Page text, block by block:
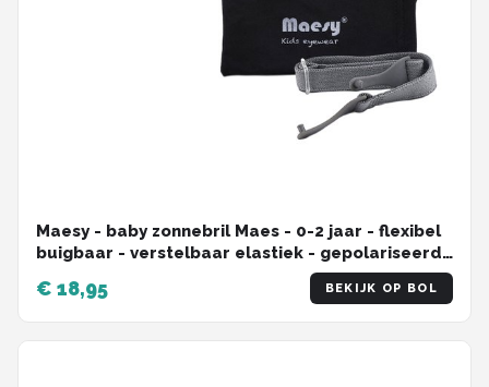
Maesy - baby zonnebril Maes - 0-2 jaar - flexibel
buigbaar - verstelbaar elastiek - gepolariseerde
UV400 bescherming - jongens en meisjes -
hartvormige babyzonnebril - paars
€ 18,95 BEKIJK OP BOL